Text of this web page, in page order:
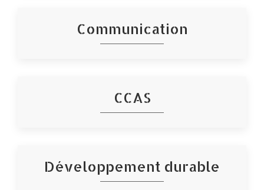
Communication
CCAS
Développement durable